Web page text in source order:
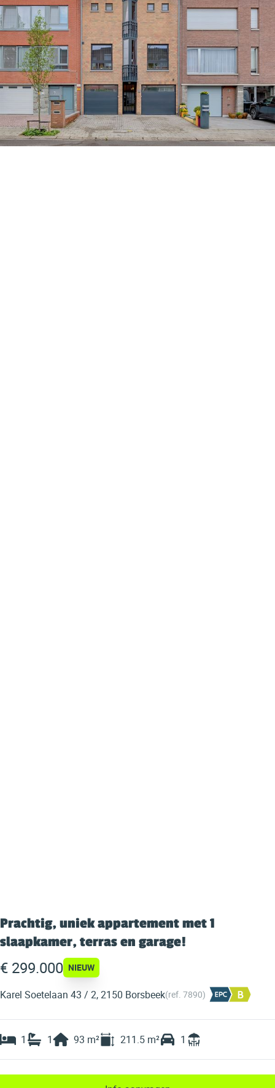
Prachtig, uniek appartement met 1
slaapkamer, terras en garage!
€ 299.000 NIEUW
Karel Soetelaan 43 / 2, 2150 Borsbeek(ref. 7890)
1 1 93 m² 211.5 m² 1